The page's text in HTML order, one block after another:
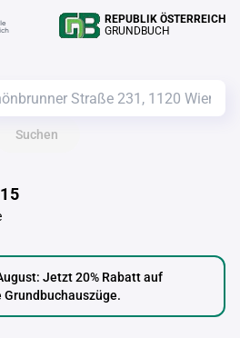
REPUBLIK ÖSTERREICH
GRUNDBUCH
Suchen
Jetzt 20% Rabatt auf